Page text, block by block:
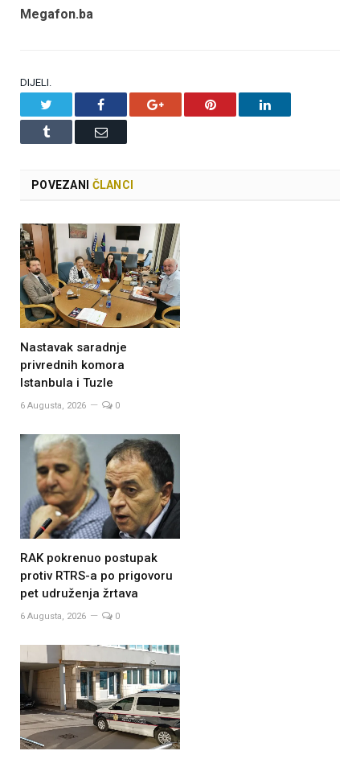
Megafon.ba
DIJELI.
Facebook Google+ Pinterest LinkedIn
Tumblr Email
POVEZANI ČLANCI
Nastavak saradnje
privrednih komora
Istanbula i Tuzle
6 Augusta, 2026 0
RAK pokrenuo postupak
protiv RTRS-a po prigovoru
pet udruženja žrtava
6 Augusta, 2026 0